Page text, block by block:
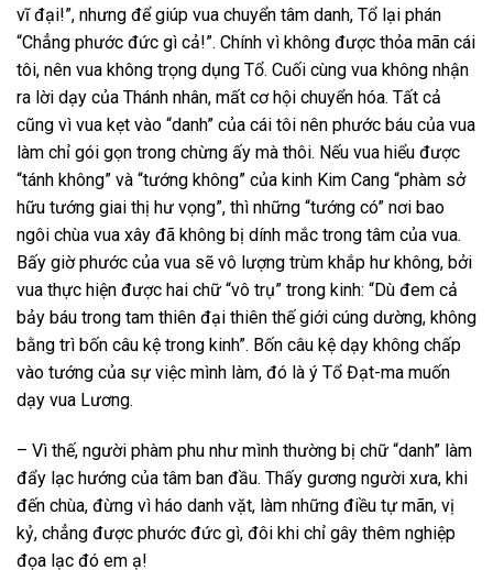
vĩ đại!”, nhưng để giúp vua chuyển tâm danh, Tổ lại phán
“Chẳng phước đức gì cả!”. Chính vì không được thỏa mãn cái
tôi, nên vua không trọng dụng Tổ. Cuối cùng vua không nhận
ra lời dạy của Thánh nhân, mất cơ hội chuyển hóa. Tất cả
cũng vì vua kẹt vào “danh” của cái tôi nên phước báu của vua
làm chỉ gói gọn trong chừng ấy mà thôi. Nếu vua hiểu được
“tánh không” và “tướng không” của kinh Kim Cang “phàm sở
hữu tướng giai thị hư vọng”, thì những “tướng có” nơi bao
ngôi chùa vua xây đã không bị dính mắc trong tâm của vua.
Bấy giờ phước của vua sẽ vô lượng trùm khắp hư không, bởi
vua thực hiện được hai chữ “vô trụ” trong kinh: “Dù đem cả
bảy báu trong tam thiên đại thiên thế giới cúng dường, không
bằng trì bốn câu kệ trong kinh”. Bốn câu kệ dạy không chấp
vào tướng của sự việc mình làm, đó là ý Tổ Đạt-ma muốn
dạy vua Lương.
– Vì thế, người phàm phu như mình thường bị chữ “danh” làm
đẩy lạc hướng của tâm ban đầu. Thấy gương người xưa, khi
đến chùa, đừng vì háo danh vặt, làm những điều tự mãn, vị
kỷ, chẳng được phước đức gì, đôi khi chỉ gây thêm nghiệp
đọa lạc đó em ạ!